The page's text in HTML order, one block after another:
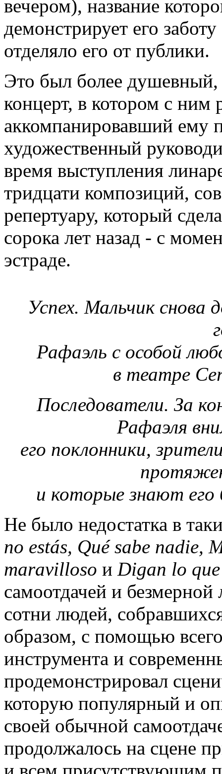
вечером), название
демонстрирует его
отделяло его от публики.
Это был более
концерт, в котором с ним
аккомпанировавший ему
художественный
время выступления
тридцати композиций,
репертуару, который
сорока лет назад - с
эстраде.
Успех. Мальчик снова
Рафаэль с особой
в театре
Последователи. За
Рафаэля
его поклонники,
и которые знают его
Не было недостатка в
no estás, Quésabe nadie,
maravilloso и Digan lo
самоотдачей и
сотни людей,
образом, с помощью
инструмента и
продемонстрировал
которую популярный и
своей обычной
продолжалось на сцене